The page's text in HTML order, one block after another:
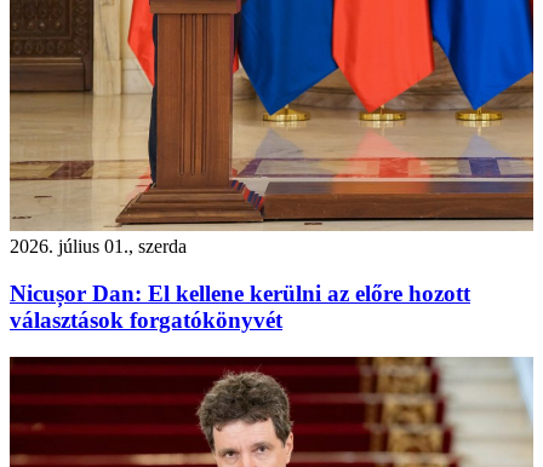
2026. július 01., szerda
Nicușor Dan: El kellene kerülni az előre hozott
választások forgatókönyvét